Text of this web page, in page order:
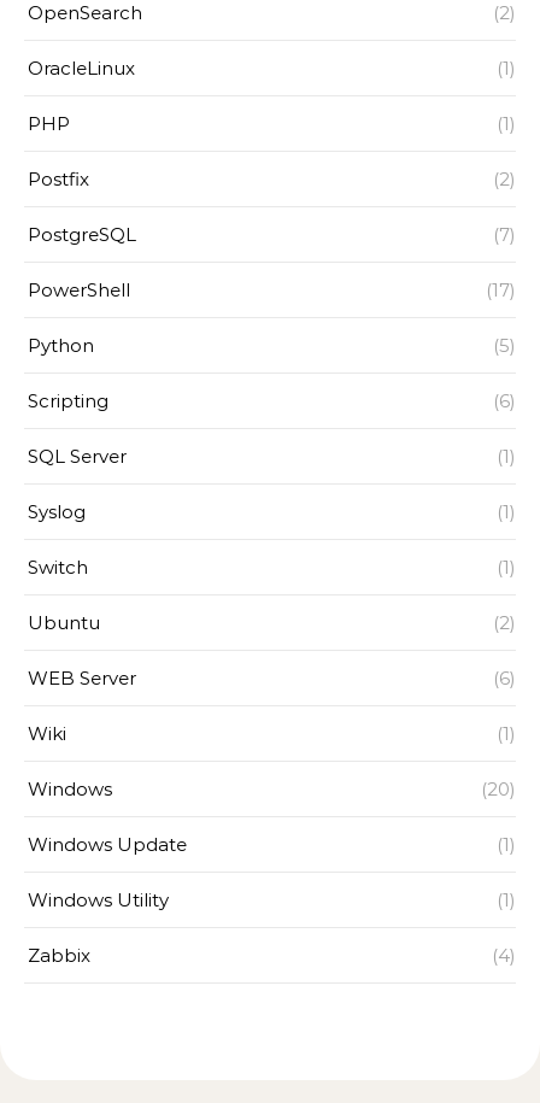
OpenSearch (2)
OracleLinux (1)
PHP (1)
Postfix (2)
PostgreSQL (7)
PowerShell (17)
Python (5)
Scripting (6)
SQL Server (1)
Syslog (1)
Switch (1)
Ubuntu (2)
WEB Server (6)
Wiki (1)
Windows (20)
Windows Update (1)
Windows Utility (1)
Zabbix (4)